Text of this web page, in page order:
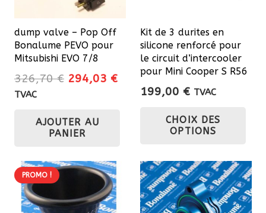
dump valve – Pop Off
Bonalume PEVO pour
Mitsubishi EVO 7/8
326,70€ Le
était :
326,70 €.
294,03 €Le
TVAC
AJOUTER AU
PANIER
Kit de 3 durites en
silicone renforcé pour
le circuit d’intercooler
pour Mini Cooper S R56
199,00 € TVAC
CHOIX DES
OPTIONS
Les
PROMO !